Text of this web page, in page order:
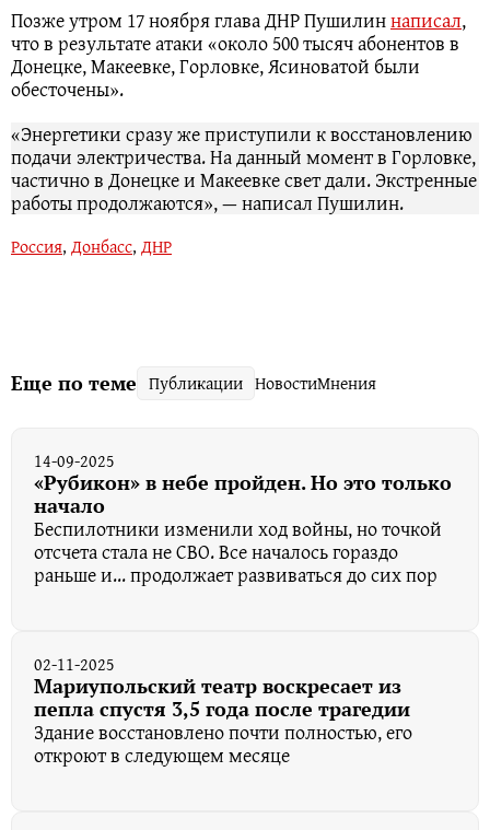
Позже утром 17 ноября глава ДНР Пушилиннаписал,
что в результате атаки «около 500 тысяч абонентов в
Донецке, Макеевке, Горловке, Ясиноватой были
обесточены».
«Энергетики сразу же приступили к восстановлению
подачи электричества. На данный момент в Горловке,
частично в Донецке и Макеевке свет дали. Экстренные
работы продолжаются», — написал Пушилин.
Россия, Донбасс, ДНР
Еще по теме Публикации НовостиМнения
14-09-2025
«Рубикон» в небе пройден. Но это только
начало
Беспилотники изменили ход войны, но точкой
отсчета стала не СВО. Все началось гораздо
раньше и... продолжает развиваться до сих пор
02-11-2025
Мариупольский театр воскресает из
пепла спустя 3,5 года после трагедии
Здание восстановлено почти полностью, его
откроют в следующем месяце